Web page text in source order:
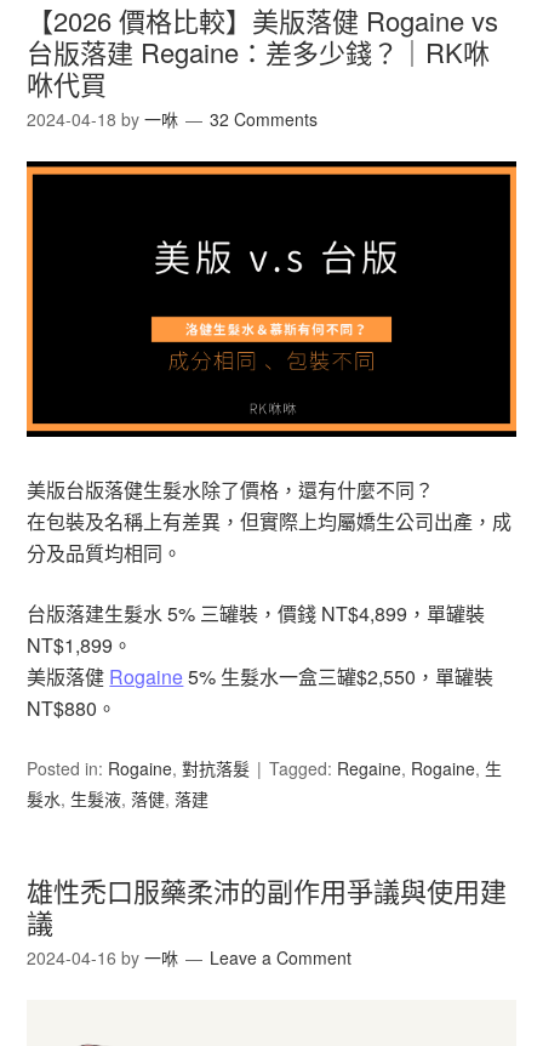
【2026 價格比較】美版落健 Rogaine vs
台版落建 Regaine：差多少錢？｜RK咻
咻代買
2024-04-18 by一咻 32 Comments
美版台版落健生髮水除了價格，還有什麼不同？
在包裝及名稱上有差異，但實際上均屬嬌生公司出產，成
分及品質均相同。
台版落建生髮水 5% 三罐裝，價錢 NT$4,899，單罐裝
NT$1,899。
美版落健 Rogaine5% 生髮水一盒三罐$2,550，單罐裝
NT$880。
Posted in: Rogaine,對抗落髮 Tagged: Regaine, Rogaine, 生
髮水, 生髮液,落健,落建
雄性禿口服藥柔沛的副作用爭議與使用建
議
2024-04-16 by一咻 Leave a Comment